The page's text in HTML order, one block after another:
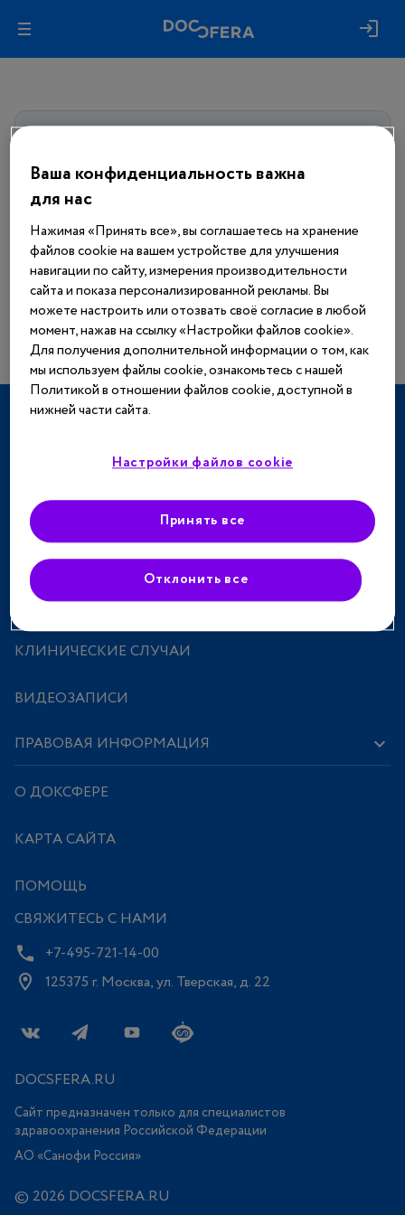
ко всем материалам сайта
Еще нет аккаунта?
Зарегистрироваться
ТЕРАПЕВТИЧЕСКИЕ НАПРАВЛЕНИЯ
СПЕЦПРОЕКТЫ
МЕРОПРИЯТИЯ
ПРЕПАРАТЫ
ИССЛЕДОВАНИЯ И СТАТЬИ
КЛИНИЧЕСКИЕ СЛУЧАИ
ВИДЕОЗАПИСИ
ПРАВОВАЯ ИНФОРМАЦИЯ
О ДОКСФЕРЕ
КАРТА САЙТА
ПОМОЩЬ
СВЯЖИТЕСЬ С НАМИ
+7-495-721-14-00
125375 г. Москва, ул. Тверская, д. 22
DOCSFERA.RU
Сайт предназначен только для специалистов
здравоохранения Российской Федерации
АО «Санофи Россия»
© 2026 DOCSFERA.RU
Ваша конфиденциальность важна
для нас
Нажимая «Принять все», вы соглашаетесь на хранение
файлов cookie на вашем устройстве для улучшения
навигации по сайту, измерения производительности
сайта и показа персонализированной рекламы. Вы
можете настроить или отозвать своё согласие в любой
момент, нажав на ссылку «Настройки файлов cookie».
Для получения дополнительной информации о том, как
мы используем файлы cookie, ознакомьтесь с нашей
Политикой в отношении файлов cookie, доступной в
нижней части сайта.
Настройки файлов cookie
Отклонить все
Принять все